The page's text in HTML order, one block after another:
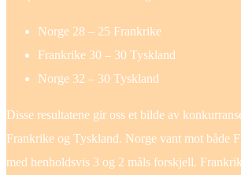
Norge 28 – 25 Frankrike
Frankrike 30 – 30 Tyskland
Norge 32 – 30 Tyskland
Disse resultatene gir oss et bilde av
Frankrike og Tyskland. Norge vant mot både
med henholdsvis 3 og 2 måls forskjell.